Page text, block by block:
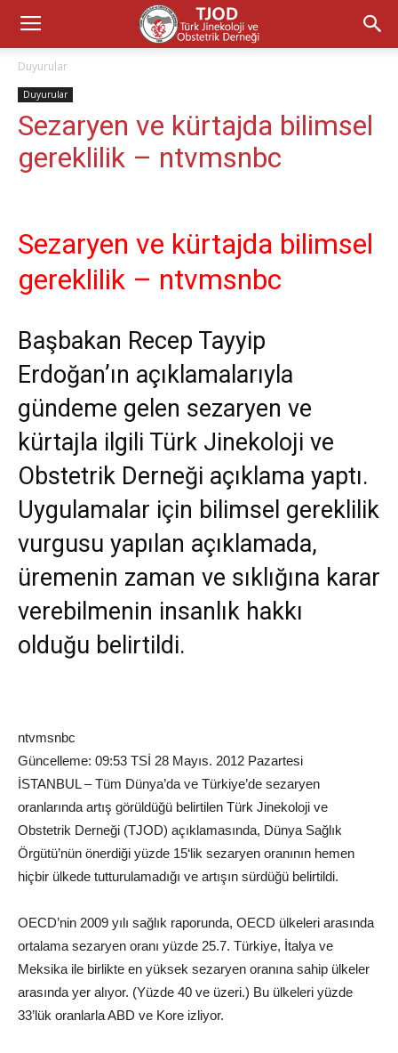
Duyurular
Duyurular
Sezaryen ve kürtajda bilimsel
gereklilik – ntvmsnbc
Sezaryen ve kürtajda bilimsel
gereklilik – ntvmsnbc
Başbakan Recep Tayyip
Erdoğan’ın açıklamalarıyla
gündeme gelen sezaryen ve
kürtajla ilgili Türk Jinekoloji ve
Obstetrik Derneği açıklama yaptı.
Uygulamalar için bilimsel gereklilik
vurgusu yapılan açıklamada,
üremenin zaman ve sıklığına karar
verebilmenin insanlık hakkı
olduğu belirtildi.
ntvmsnbc
Güncelleme: 09:53 TSİ 28 Mayıs. 2012 Pazartesi
İSTANBUL – Tüm Dünya’da ve Türkiye’de sezaryen
oranlarında artış görüldüğü belirtilen Türk Jinekoloji ve
Obstetrik Derneği (TJOD) açıklamasında, Dünya Sağlık
Örgütü’nün önerdiği yüzde 15‘lik sezaryen oranının hemen
hiçbir ülkede tutturulamadığı ve artışın sürdüğü belirtildi.
OECD’nin 2009 yılı sağlık raporunda, OECD ülkeleri arasında
ortalama sezaryen oranı yüzde 25.7. Türkiye, İtalya ve
Meksika ile birlikte en yüksek sezaryen oranına sahip ülkeler
arasında yer alıyor. (Yüzde 40 ve üzeri.) Bu ülkeleri yüzde
33’lük oranlarla ABD ve Kore izliyor.